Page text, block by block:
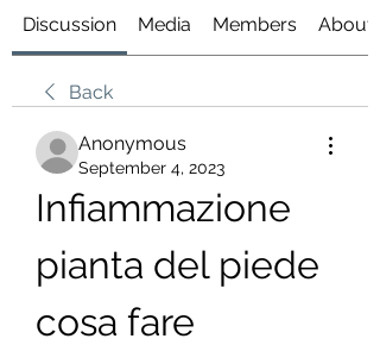
Discussion Media Members About
Back
Anonymous
September 4, 2023
Infiammazione
pianta del piede
cosa fare